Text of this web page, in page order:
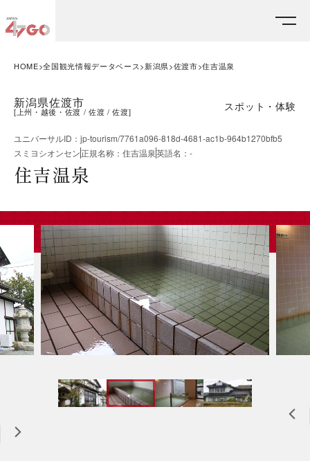
HOME 全国観光情報データベース 新潟県 佐渡市 住吉温泉
新潟県佐渡市
[上州・越後・佐渡 佐渡 佐渡] スポット・体験
ユニバーサルID ： jp-tourism/7761a096-818d-4681-ac1b-964b1270bfb5
スミヨシオンセン正規名称 ： 住吉温泉英語名 ： -
住吉温泉